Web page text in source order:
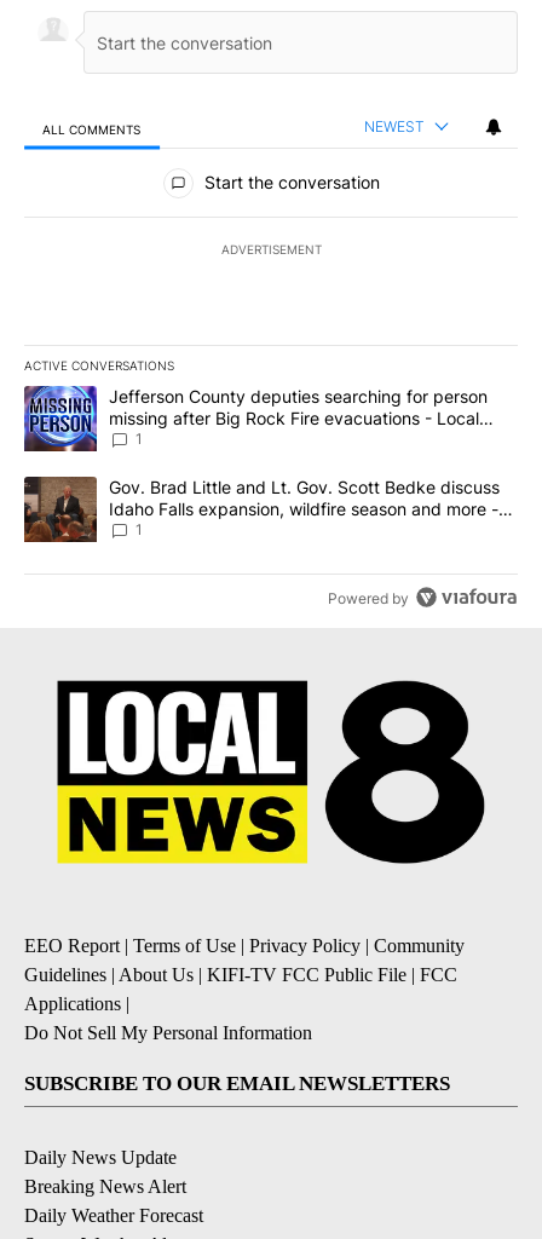
ALL COMMENTS NEWEST
All Comments
Start the conversation
ADVERTISEMENT
ACTIVE CONVERSATIONS
The following is a list of the most commented articles in the last
A trending article titled "Jefferson County deputies searching
Jefferson County deputies searching for person
missing after Big Rock Fire evacuations - Local
News 8
1
A trending article titled "Gov. Brad Little and Lt. Gov. Scott
Gov. Brad Little and Lt. Gov. Scott Bedke discuss
Idaho Falls expansion, wildfire season and more -
Local News 8
1
Powered by
EEO Report | Terms of Use | Privacy Policy | Community
Guidelines | About Us | KIFI-TV FCC Public File | FCC
Applications |
Do Not Sell My Personal Information
SUBSCRIBE TO OUR EMAIL NEWSLETTERS
Daily News Update
Breaking News Alert
Daily Weather Forecast